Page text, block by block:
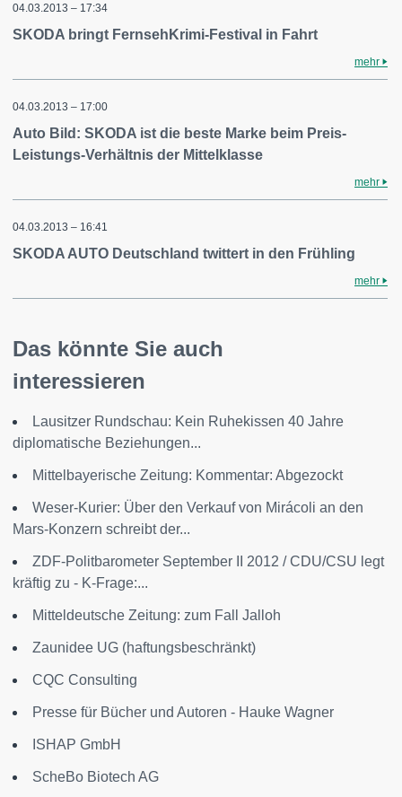
04.03.2013 – 17:34
SKODA bringt FernsehKrimi-Festival in Fahrt
mehr
04.03.2013 – 17:00
Auto Bild: SKODA ist die beste Marke beim Preis-
Leistungs-Verhältnis der Mittelklasse
mehr
04.03.2013 – 16:41
SKODA AUTO Deutschland twittert in den Frühling
mehr
Das könnte Sie auch
interessieren
Lausitzer Rundschau: Kein Ruhekissen 40 Jahre
diplomatische Beziehungen...
Mittelbayerische Zeitung: Kommentar: Abgezockt
Weser-Kurier: Über den Verkauf von Mirácoli an den
Mars-Konzern schreibt der...
ZDF-Politbarometer September II 2012 / CDU/CSU legt
kräftig zu - K-Frage:...
Mitteldeutsche Zeitung: zum Fall Jalloh
Zaunidee UG (haftungsbeschränkt)
CQC Consulting
Presse für Bücher und Autoren - Hauke Wagner
ISHAP GmbH
ScheBo Biotech AG